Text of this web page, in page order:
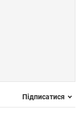
Підписатися